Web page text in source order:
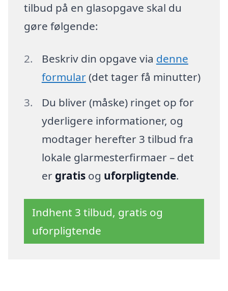
tilbud på en glasopgave skal du
gøre følgende:
Beskriv din opgave via denne
formular(det tager få minutter)
Du bliver (måske) ringet op for
yderligere informationer, og
modtager herefter 3 tilbud fra
lokale glarmesterfirmaer – det
er gratisog uforpligtende.
Indhent 3 tilbud, gratis og
uforpligtende